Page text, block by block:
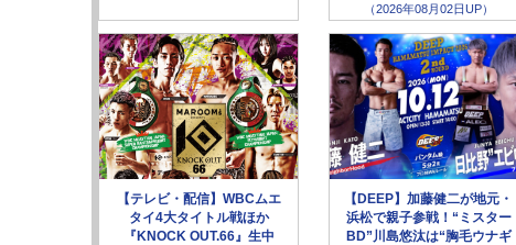
（2026年08月02日UP）
【テレビ・配信】WBCムエ
タイ4大タイトル戦ほか
『KNOCK OUT.66』生中
【DEEP】加藤健二が地元・
浜松で親子参戦！“ミスター
BD”川島悠汰は“胸毛ウナギ